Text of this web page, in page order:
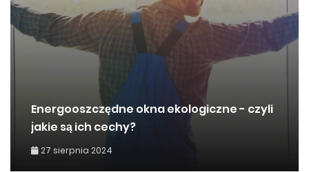
Energooszczędne okna ekologiczne - czyli
jakie są ich cechy?
27 sierpnia 2024